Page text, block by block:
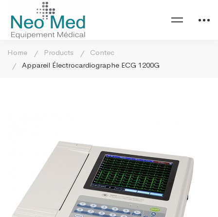
Home Products
Contec
Appareil Électrocardiographe ECG 1200G